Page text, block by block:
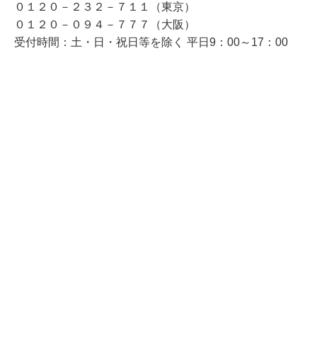
０１２０－２３２－７１１（東京）
０１２０－０９４－７７７（大阪）
受付時間：土・日・祝日等を除く 平日9：00～17：00